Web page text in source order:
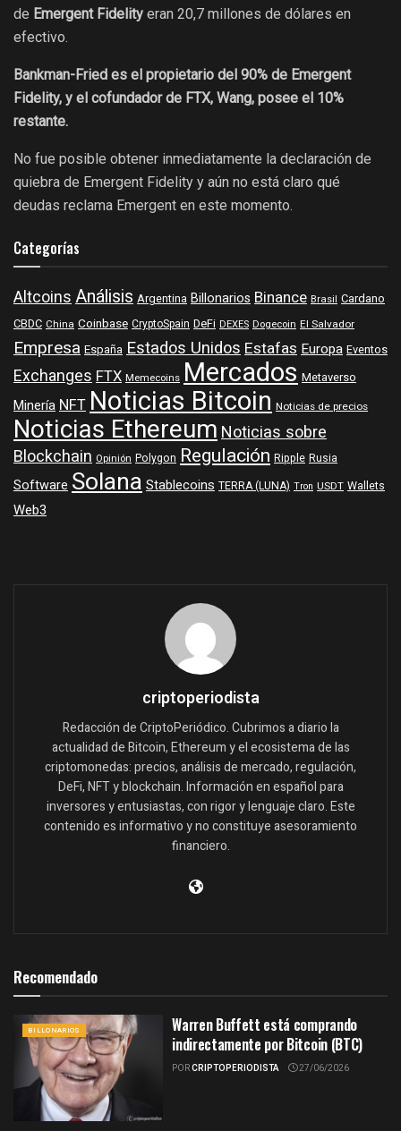
de Emergent Fidelity eran 20,7 millones de dólares en
efectivo.
Bankman-Fried es el propietario del 90% de Emergent
Fidelity, y el cofundador de FTX, Wang, posee el 10%
restante.
No fue posible obtener inmediatamente la declaración de
quiebra de Emergent Fidelity y aún no está claro qué
deudas reclama Emergent en este momento.
Categorías
Altcoins Análisis Argentina Billonarios Binance Brasil Cardano
CBDC China Coinbase CryptoSpain DeFi DEXES Dogecoin El Salvador
Empresa España Estados Unidos Estafas Europa Eventos
Exchanges FTX Memecoins Mercados Metaverso
MineríaNFTNoticias Bitcoin Noticias de precios
Noticias EthereumNoticias sobre
Blockchain Opinión Polygon Regulación Ripple Rusia
Software SolanaStablecoins TERRA (LUNA) Tron USDT Wallets
Web3
criptoperiodista
Redacción de CriptoPeriódico. Cubrimos a diario la
actualidad de Bitcoin, Ethereum y el ecosistema de las
criptomonedas: precios, análisis de mercado, regulación,
DeFi, NFT y blockchain. Información en español para
inversores y entusiastas, con rigor y lenguaje claro. Este
contenido es informativo y no constituye asesoramiento
financiero.
Recomendado
BILLONARIOS
Warren Buffett está comprando
indirectamente por Bitcoin (BTC)
PORCRIPTOPERIODISTA 27/06/2026